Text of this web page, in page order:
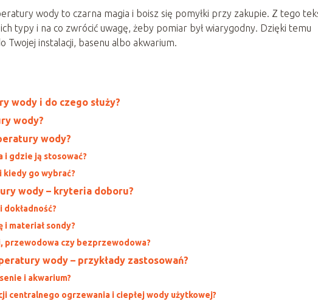
wody to czarna magia i boisz się pomyłki przy zakupie. Z tego
ich typy i na co zwrócić uwagę, żeby pomiar był wiarygodny. Dzięki temu
Twojej instalacji, basenu albo akwarium.
wody i do czego służy?
wody?
wody?
i gdzie ją stosować?
kiedy go wybrać?
wody – kryteria doboru?
i materiał sondy?
przewodowa czy bezprzewodowa?
wody – przykłady zastosowań?
i akwarium?
centralnego ogrzewania i ciepłej wody użytkowej?